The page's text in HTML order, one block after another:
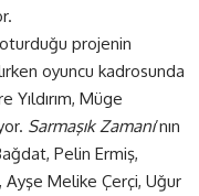
projenin
oyuncu kadrosunda
Müge
Sarmaşık Zamanı’nın
Pelin Ermiş,
Ayşe Melike Çerçi, Uğur